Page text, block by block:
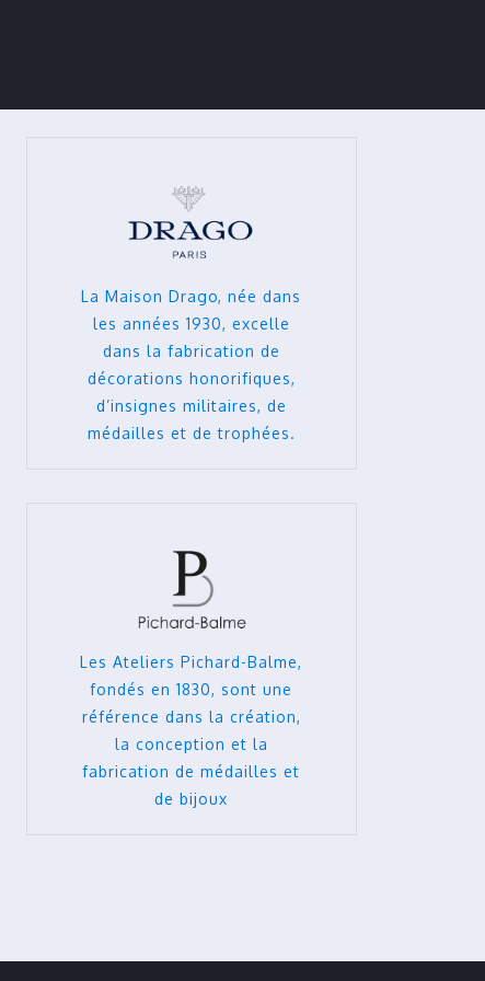
La Maison Drago, née dans
les années 1930, excelle
dans la fabrication de
décorations honorifiques,
d’insignes militaires, de
médailles et de trophées.
Les Ateliers Pichard-Balme,
fondés en 1830, sont une
référence dans la création,
la conception et la
fabrication de médailles et
de bijoux